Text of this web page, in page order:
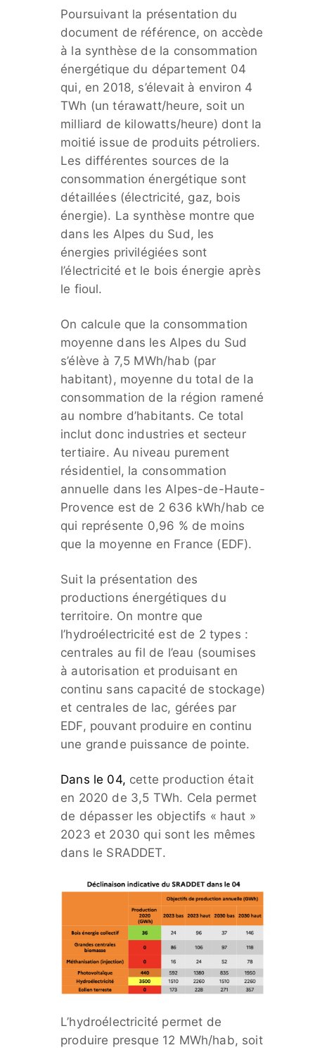
Poursuivant la présentation du
document de référence, on accède
à la synthèse de la consommation
énergétique du département 04
qui, en 2018, s’élevait à environ 4
TWh (un térawatt/heure, soit un
milliard de kilowatts/heure) dont la
moitié issue de produits pétroliers.
Les différentes sources de la
consommation énergétique sont
détaillées (électricité, gaz, bois
énergie). La synthèse montre que
dans les Alpes du Sud, les
énergies privilégiées sont
l’électricité et le bois énergie après
le fioul.
On calcule que la consommation
moyenne dans les Alpes du Sud
s’élève à 7,5 MWh/hab (par
habitant), moyenne du total de la
consommation de la région ramené
au nombre d’habitants. Ce total
inclut donc industries et secteur
tertiaire. Au niveau purement
résidentiel, la consommation
annuelle dans les Alpes-de-Haute-
Provence est de 2 636 kWh/hab ce
qui représente 0,96 % de moins
que la moyenne en France (EDF).
Suit la présentation des
productions énergétiques du
territoire. On montre que
l’hydroélectricité est de 2 types :
centrales au fil de l’eau (soumises
à autorisation et produisant en
continu sans capacité de stockage)
et centrales de lac, gérées par
EDF, pouvant produire en continu
une grande puissance de pointe.
Dans le 04, cette production était
en 2020 de 3,5 TWh. Cela permet
de dépasser les objectifs « haut »
2023 et 2030 qui sont les mêmes
dans le SRADDET.
L’hydroélectricité permet de
produire presque 12 MWh/hab, soit